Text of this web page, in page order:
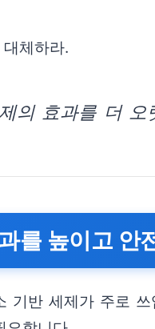
체하라.
의 효과를 더 오
를 높이고 안
기반 세제가 주로